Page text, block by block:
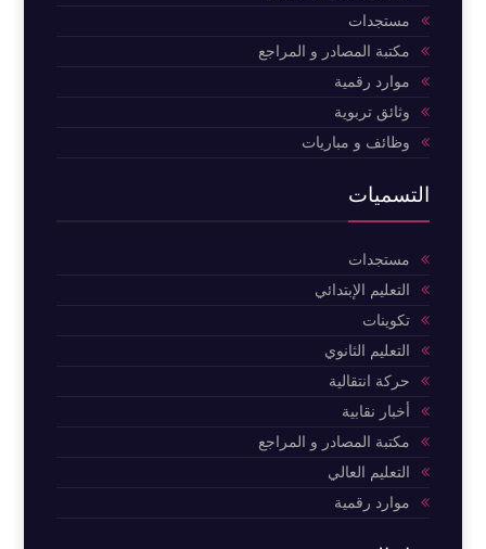
مستجدات
مكتبة المصادر و المراجع
موارد رقمية
وثائق تربوية
وظائف و مباريات
التسميات
مستجدات
التعليم الإبتدائي
تكوينات
التعليم الثانوي
حركة انتقالية
أخبار نقابية
مكتبة المصادر و المراجع
التعليم العالي
موارد رقمية